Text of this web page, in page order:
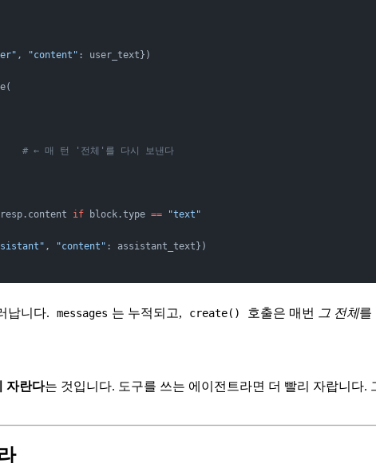
, "content" : user_text})
# ← 매 턴 '전체'를 다시 보낸다
resp.content if block.type == "text"
, "content" : assistant_text})
납니다. messages 는 누적되고, create() 호출은 매번 그 전체를
자란다는 것입니다. 도구를 쓰는 에이전트라면 더 빨리 자랍니다.